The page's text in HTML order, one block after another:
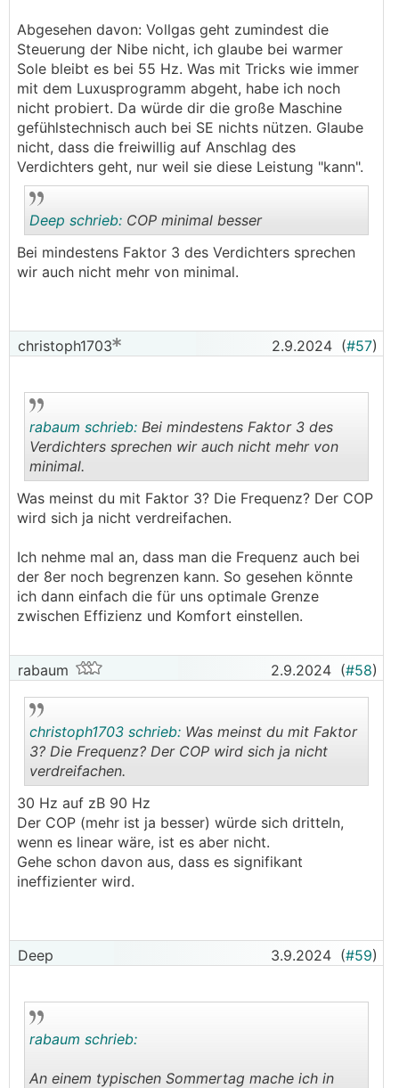
Abgesehen davon: Vollgas geht zumindest die
Steuerung der Nibe nicht, ich glaube bei warmer
Sole bleibt es bei 55 Hz. Was mit Tricks wie immer
mit dem Luxusprogramm abgeht, habe ich noch
nicht probiert. Da würde dir die große Maschine
gefühlstechnisch auch bei SE nichts nützen. Glaube
nicht, dass die freiwillig auf Anschlag des
Verdichters geht, nur weil sie diese Leistung "kann".
Deep schrieb: COP minimal besser
Bei mindestens Faktor 3 des Verdichters sprechen
wir auch nicht mehr von minimal.
christoph1703 2.9.2024 (#57)
..
rabaum schrieb: Bei mindestens Faktor 3 des
Verdichters sprechen wir auch nicht mehr von
minimal.
Was meinst du mit Faktor 3? Die Frequenz? Der COP
wird sich ja nicht verdreifachen.
Ich nehme mal an, dass man die Frequenz auch bei
der 8er noch begrenzen kann. So gesehen könnte
ich dann einfach die für uns optimale Grenze
zwischen Effizienz und Komfort einstellen.
rabaum 2.9.2024 (#58)
christoph1703 schrieb: Was meinst du mit Faktor
3? Die Frequenz? Der COP wird sich ja nicht
verdreifachen.
30 Hz auf zB 90 Hz
Der COP (mehr ist ja besser) würde sich dritteln,
wenn es linear wäre, ist es aber nicht.
Gehe schon davon aus, dass es signifikant
ineffizienter wird.
Deep 3.9.2024 (#59)
rabaum schrieb:
An einem typischen Sommertag mache ich in